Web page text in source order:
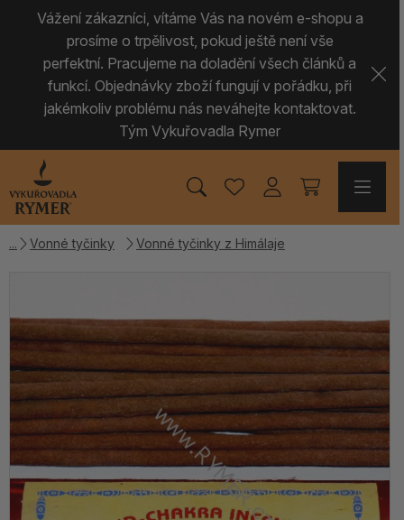
Vážení zákazníci, vítáme Vás na novém e-shopu a
prosíme o trpělivost, pokud ještě není vše
perfektní. Pracujeme na doladění všech článků a
funkcí. Objednávky zboží fungují v pořádku, při
jakémkoliv problému nás neváhejte kontaktovat.
Tým Vykuřovadla Rymer
Vonné tyčinky Vonné tyčinky z Himálaje